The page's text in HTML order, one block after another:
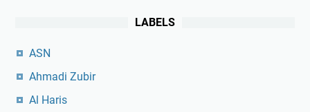
LABELS
ASN
Ahmadi Zubir
Al Haris